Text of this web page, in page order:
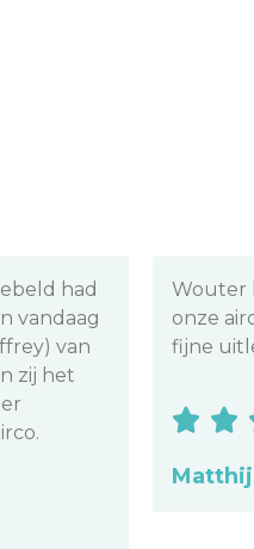
aan
en
Zeer
bedrijf.
 